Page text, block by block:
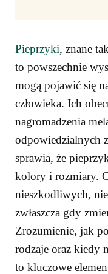
Pieprzyki, znane
to powszechnie
mogą pojawić się
człowieka. Ich
nagromadzenia
odpowiedzialnych
sprawia, że
kolory i rozmiary.
nieszkodliwych,
zwłaszcza gdy
Zrozumienie, jak
rodzaje oraz kiedy
to kluczowe